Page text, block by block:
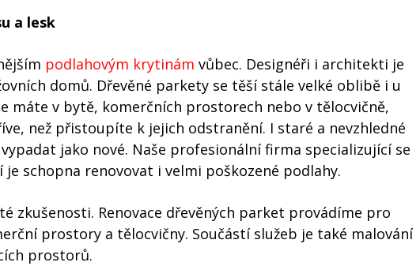
a lesk
podlahovým krytinám vůbec. Designéři i architekti je
domů. Dřevěné parkety se těší stále velké oblibě i u
máte v bytě, komerčních prostorech nebo v tělocvičně,
než přistoupíte k jejich odstranění. I staré a nevzhledné
jako nové. Naše profesionální firma specializující se
schopna renovovat i velmi poškozené podlahy.
zkušenosti. Renovace dřevěných parket provádíme pro
prostory a tělocvičny. Součástí služeb je také malování
prostorů.